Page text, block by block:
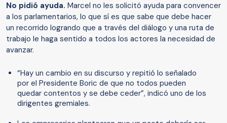
No pidió ayuda. Marcel no les solicitó ayuda para convencer
a los parlamentarios, lo que sí es que sabe que debe hacer
un recorrido logrando que a través del diálogo y una ruta de
trabajo le haga sentido a todos los actores la necesidad de
avanzar.
“Hay un cambio en su discurso y repitió lo señalado
por el Presidente Boric de que no todos pueden
quedar contentos y se debe ceder”, indicó uno de los
dirigentes gremiales.